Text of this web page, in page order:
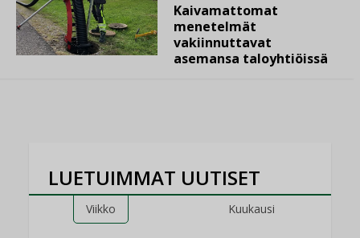
Kaivamattomat
menetelmät
vakiinnuttavat
asemansa taloyhtiöissä
LUETUIMMAT UUTISET
Viikko Kuukausi